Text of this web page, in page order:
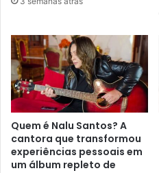
Quem é Nalu Santos? A
cantora que transformou
experiências pessoais em
um álbum repleto de